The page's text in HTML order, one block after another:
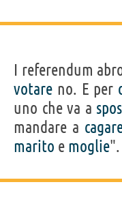
I referendum
votare no. E per
uno che va a
mandare a
marito e moglie".